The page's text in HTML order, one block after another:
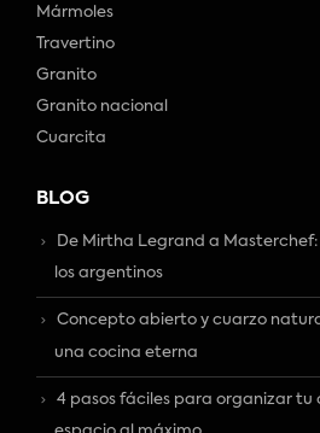
Mármoles
Travertino
Granito
Granito nacional
Cuarcita
BLOG
De Mirtha Legrand a
los argentinos
Concepto abierto y cuarzo
una cocina eterna
4 pasos fáciles para organizar tu